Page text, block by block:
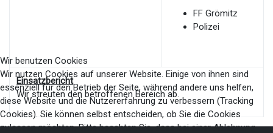
FF Grömitz
Polizei
Einsatzbericht
Wir streuten den betroffenen Bereich ab.
Wir benutzen Cookies
Wir nutzen Cookies auf unserer Website. Einige von ihnen sind
essenziell für den Betrieb der Seite, während andere uns helfen,
diese Website und die Nutzererfahrung zu verbessern (Tracking
Cookies). Sie können selbst entscheiden, ob Sie die Cookies
zulassen möchten. Bitte beachten Sie, dass bei einer Ablehnung